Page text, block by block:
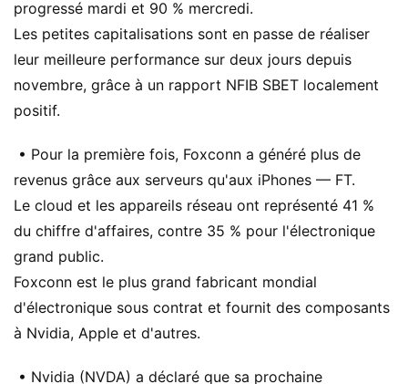
progressé mardi et 90 % mercredi.
Les petites capitalisations sont en passe de réaliser
leur meilleure performance sur deux jours depuis
novembre, grâce à un rapport NFIB SBET localement
positif.
• Pour la première fois, Foxconn a généré plus de
revenus grâce aux serveurs qu'aux iPhones — FT.
Le cloud et les appareils réseau ont représenté 41 %
du chiffre d'affaires, contre 35 % pour l'électronique
grand public.
Foxconn est le plus grand fabricant mondial
d'électronique sous contrat et fournit des composants
à Nvidia, Apple et d'autres.
• Nvidia (NVDA) a déclaré que sa prochaine